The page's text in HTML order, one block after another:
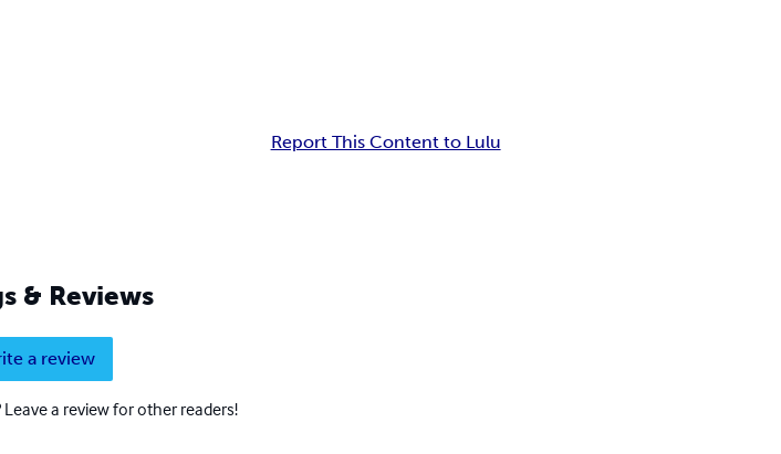
Report This Content to Lulu
& Reviews
a review
a review for other readers!